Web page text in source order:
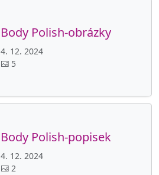
Body Polish-obrázky
4. 12. 2024
5
Body Polish-popisek
4. 12. 2024
2